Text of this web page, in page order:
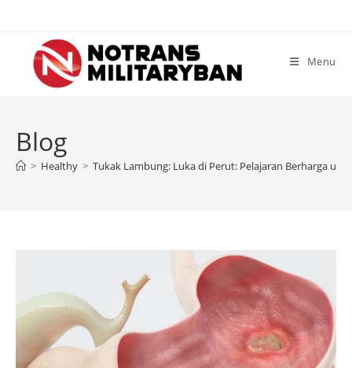
content
Menu
Blog
> Healthy > Tukak Lambung: Luka di Perut: Pelajaran Berharga